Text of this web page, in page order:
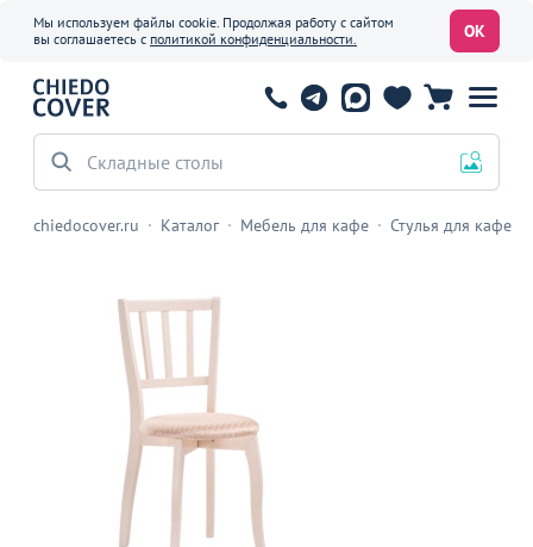
Мы используем файлы cookie. Продолжая работу с сайтом
вы соглашаетесь с политикой конфиденциальности. ОК
Складные столы
chiedocover.ru Каталог Мебель для кафе Стулья для кафе